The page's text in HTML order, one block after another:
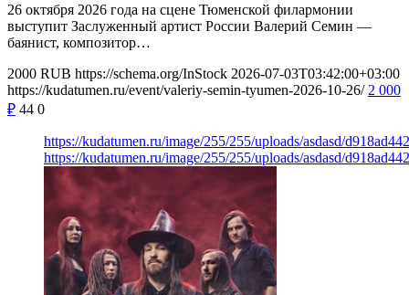
26 октября 2026 года на сцене Тюменской филармонии
выступит Заслуженный артист России Валерий Семин —
баянист, композитор…
2000 RUB https://schema.org/InStock 2026-07-03T03:42:00+03:00
https://kudatumen.ru/event/valeriy-semin-tyumen-2026-10-26/ 2 000
₽ 44 0
https://kudatumen.ru/image/255/255/uploads/asdasd/
https://kudatumen.ru/image/255/255/uploads/asdasd/